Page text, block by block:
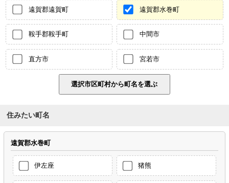
遠賀郡遠賀町 遠賀郡水巻町
鞍手郡鞍手町 中間市
直方市 宮若市
住みたい町名
遠賀郡水巻町
伊左座 猪熊